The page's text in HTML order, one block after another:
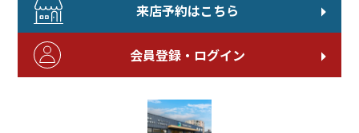
来店予約はこちら
会員登録・ログイン